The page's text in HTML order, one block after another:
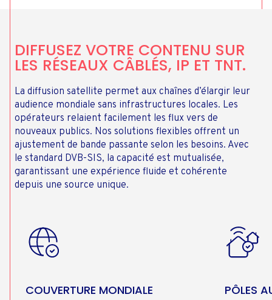
DIFFUSEZ VOTRE CONTENU SUR
LES RÉSEAUX CÂBLÉS, IP ET TNT.
La diffusion satellite permet aux chaînes d’élargir leur
audience mondiale sans infrastructures locales. Les
opérateurs relaient facilement les flux vers de
nouveaux publics. Nos solutions flexibles offrent un
ajustement de bande passante selon les besoins. Avec
le standard DVB-SIS, la capacité est mutualisée,
garantissant une expérience fluide et cohérente
depuis une source unique.
COUVERTURE MONDIALE PÔLES